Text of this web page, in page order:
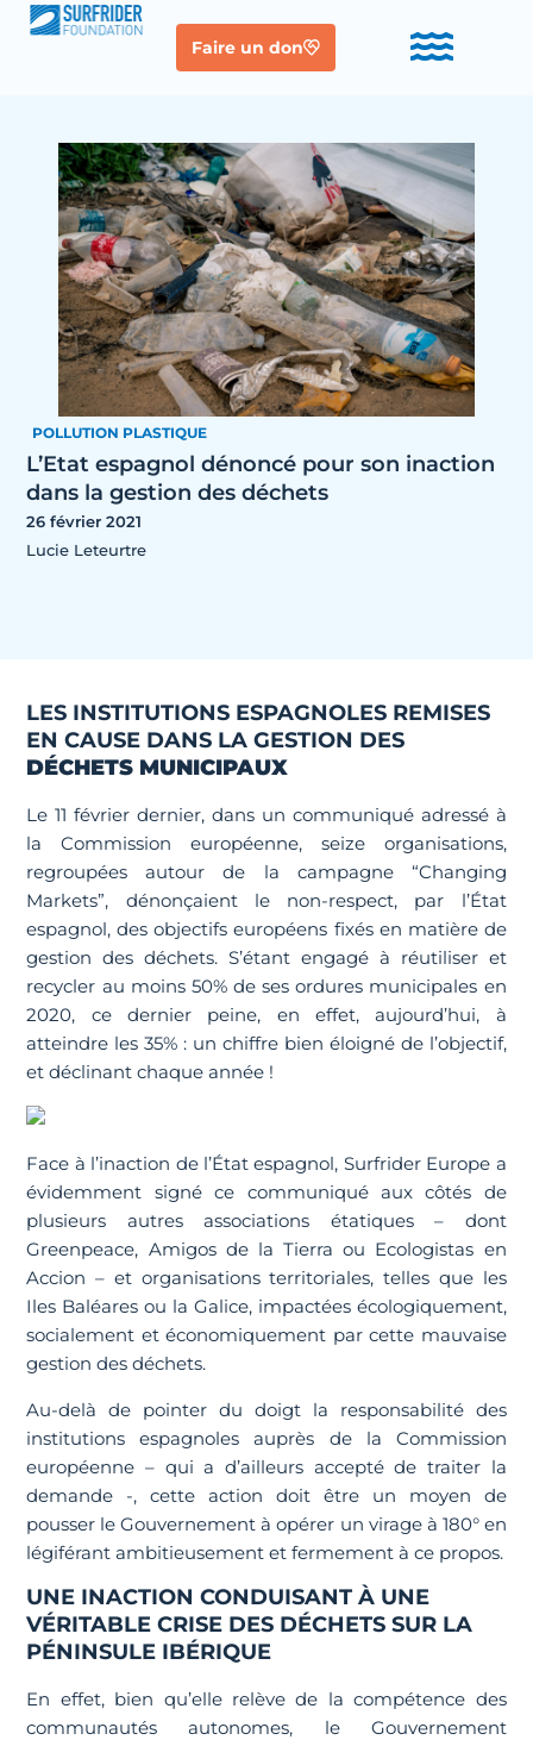
Faire un don
POLLUTION PLASTIQUE
L’Etat espagnol dénoncé pour son inaction
dans la gestion des déchets
26 février 2021
Lucie Leteurtre
LES INSTITUTIONS ESPAGNOLES REMISES
EN CAUSE DANS LA GESTION DES
DÉCHETS MUNICIPAUX
Le 11 février dernier, dans un communiqué adressé à
la Commission européenne, seize organisations,
regroupées autour de la campagne “Changing
Markets”, dénonçaient le non-respect, par l’État
espagnol, des objectifs européens fixés en matière de
gestion des déchets. S’étant engagé à réutiliser et
recycler au moins 50% de ses ordures municipales en
2020, ce dernier peine, en effet, aujourd’hui, à
atteindre les 35% : un chiffre bien éloigné de l’objectif,
et déclinant chaque année !
Face à l’inaction de l’État espagnol, Surfrider Europe a
évidemment signé ce communiqué aux côtés de
plusieurs autres associations étatiques – dont
Greenpeace, Amigos de la Tierra ou Ecologistas en
Accion – et organisations territoriales, telles que les
Iles Baléares ou la Galice, impactées écologiquement,
socialement et économiquement par cette mauvaise
gestion des déchets.
Au-delà de pointer du doigt la responsabilité des
institutions espagnoles auprès de la Commission
européenne – qui a d’ailleurs accepté de traiter la
demande -, cette action doit être un moyen de
pousser le Gouvernement à opérer un virage à 180° en
légiférant ambitieusement et fermement à ce propos.
UNE INACTION CONDUISANT À UNE
VÉRITABLE CRISE DES DÉCHETS SUR LA
PÉNINSULE IBÉRIQUE
En effet, bien qu’elle relève de la compétence des
communautés autonomes, le Gouvernement